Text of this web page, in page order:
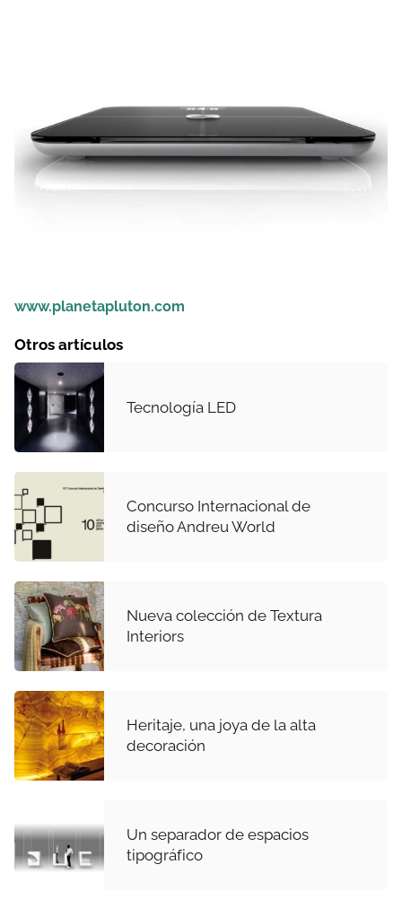
www.planetapluton.com
Otros artículos
Tecnología LED
Concurso Internacional de
diseño Andreu World
Nueva colección de Textura
Interiors
Heritaje, una joya de la alta
decoración
Un separador de espacios
tipográfico